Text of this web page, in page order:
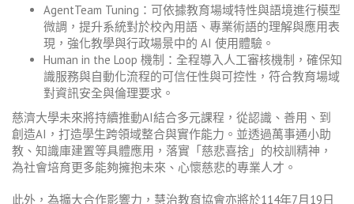
AgentTeam Tuning：可依據教育場域特性與語境進行模型
微調，提升系統對於校內用語、專業術語的理解與應用表
現，強化教學與行政場景中的 AI 使用體驗。
Human in the Loop 機制：全程導入人工審核機制，確保知
識服務與自動化流程的可信任性與可控性，符合教育場域
對資訊安全與倫理要求。
慈濟大學未來將持續推動AI結合多元課程，從認識、善用、到
創造AI，打造學生跨領域整合與實作能力。並透過萬事通小助
教、知識庫建置等具體應用，落實「慈悲喜捨」的校訓精神，
為社會培育更多能夠擁抱未來、心懷慈悲的專業人才。
此外，為擴大合作影響力，慧治教育協會亦將於114年7月19日